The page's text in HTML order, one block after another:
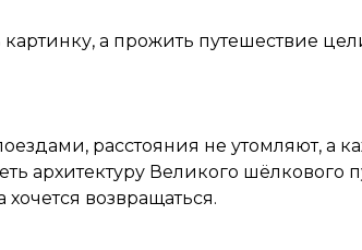
картинку, а прожить путешествие
расстояния не утомляют, а
архитектуру Великого шёлкового
возвращаться.